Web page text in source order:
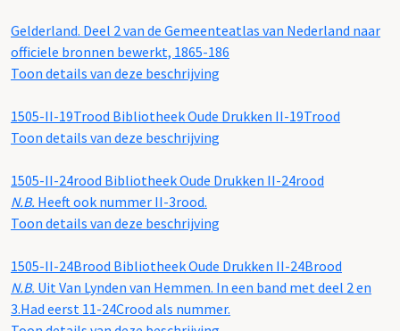
Gelderland. Deel 2 van de Gemeenteatlas van Nederland naar
officiele bronnen bewerkt, 1865-186
Toon details van deze beschrijving
1505-II-19Trood Bibliotheek Oude Drukken II-19Trood
Toon details van deze beschrijving
1505-II-24rood Bibliotheek Oude Drukken II-24rood
N.B. Heeft ook nummer II-3rood.
Toon details van deze beschrijving
1505-II-24Brood Bibliotheek Oude Drukken II-24Brood
N.B. Uit Van Lynden van Hemmen. In een band met deel 2 en
3.Had eerst 11-24Crood als nummer.